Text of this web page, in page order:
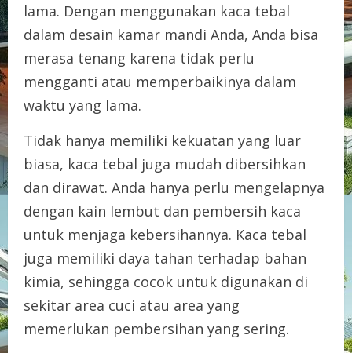
lama. Dengan menggunakan kaca tebal
dalam desain kamar mandi Anda, Anda bisa
merasa tenang karena tidak perlu
mengganti atau memperbaikinya dalam
waktu yang lama.
Tidak hanya memiliki kekuatan yang luar
biasa, kaca tebal juga mudah dibersihkan
dan dirawat. Anda hanya perlu mengelapnya
dengan kain lembut dan pembersih kaca
untuk menjaga kebersihannya. Kaca tebal
juga memiliki daya tahan terhadap bahan
kimia, sehingga cocok untuk digunakan di
sekitar area cuci atau area yang
memerlukan pembersihan yang sering.